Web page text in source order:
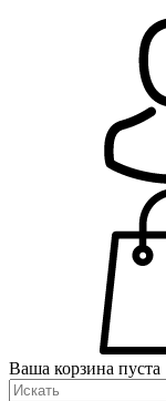
Ваша корзина пуста